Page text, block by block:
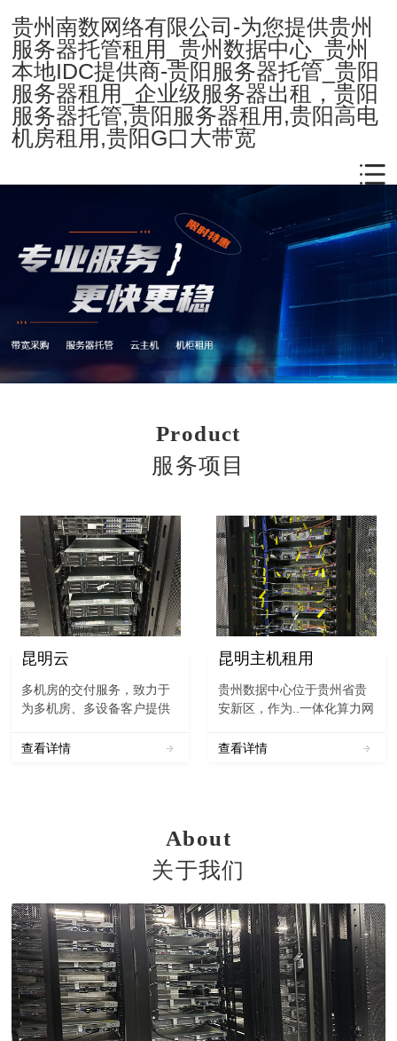
贵州南数网络有限公司-为您提供贵州
服务器托管租用_贵州数据中心_贵州
本地IDC提供商-贵阳服务器托管_贵阳
服务器租用_企业级服务器出租，贵阳
服务器托管,贵阳服务器租用,贵阳高电
机房租用,贵阳G口大带宽
Product
服务项目
昆明云
多机房的交付服务，致力于
为多机房、多设备客户提供
务支持和备件管理，助力企
查看详情
昆明主机租用
贵州数据中心位于贵州省贵
安新区，作为..一体化算力网
要节点之一，贵州电信~贵州
资源池、云南方核心节点
查看详情
About
关于我们